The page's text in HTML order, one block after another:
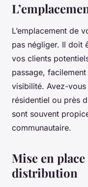
L’emplacement de
pas négliger. Il doit
vos clients
passage,
visibilité. Avez-
résidentiel ou près
sont souvent
communautaire.
Mise en
distribution